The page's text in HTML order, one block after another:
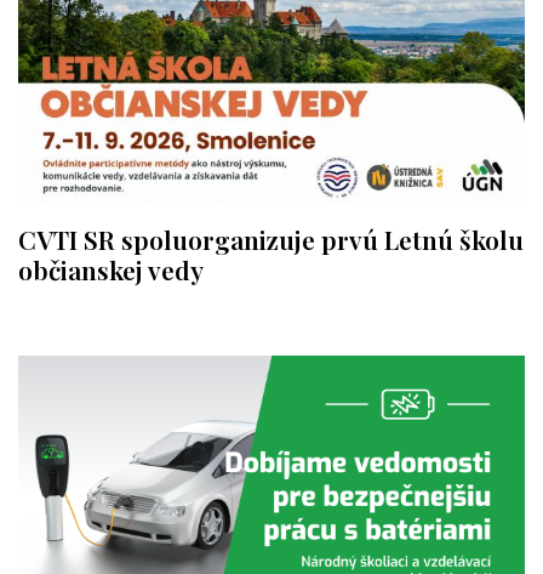
CVTI SR spoluorganizuje prvú Letnú školu
občianskej vedy